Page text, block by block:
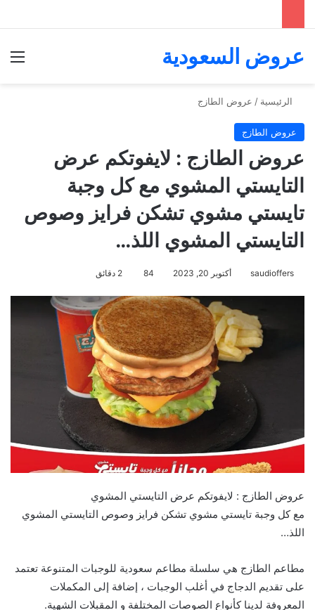
عروض السعودية
الرئيسية / عروض الطازج
عروض الطازج
عروض الطازج : لايفوتكم عرض
التايستي المشوي مع كل وجبة
تايستي مشوي تشكن فرايز وصوص
التايستي المشوي اللذ…
saudioffers أكتوبر 20, 2023 84
عروض الطازج : لايفوتكم عرض التايستي المشوي
مع كل وجبة تايستي مشوي تشكن فرايز وصوص التايستي المشوي
اللذ…
مطاعم الطازج هي سلسلة مطاعم سعودية للوجبات المتنوعة تعتمد
على تقديم الدجاج في أغلب الوجبات ، إضافة إلى المكملات
المعروفة لدينا كأنواع الصوصات المختلفة و المقبلات الشهية.